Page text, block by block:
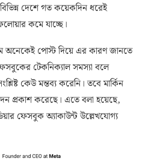
দেশে গত কয়েকদিন ধরেই
কমে যাচ্ছে।
অনেকেই পোস্ট দিয়ে এর কারণ জানতে
টেকনিক্যাল সমস্যা বলে
কেউ মন্তব্য করেনি। তবে মার্কিন
প্রকাশ করেছে। এতে বলা হয়েছে,
ফেসবুক অ্যাকাউন্ট উল্লেখযোগ্য